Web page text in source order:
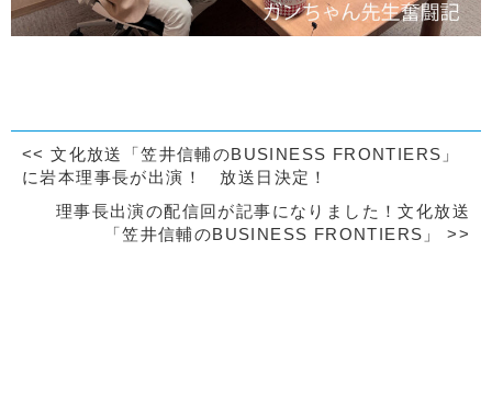
<< 文化放送「笠井信輔のBUSINESS FRONTIERS」
に岩本理事長が出演！ 放送日決定！
理事長出演の配信回が記事になりました！文化放送
「笠井信輔のBUSINESS FRONTIERS」>>